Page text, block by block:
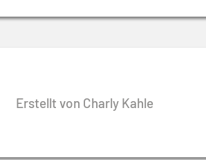
Erstellt von Charly Kahle